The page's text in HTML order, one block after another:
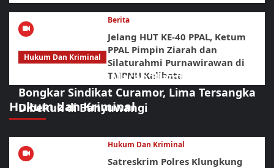
Berita
Jelang HUT KE-40 PPAL, Ketum
PPAL Pimpin Ziarah dan
Silaturahmi Purnawirawan di
TMPNU Kalibata
Hukum dan Kriminal
Hukum Dan Kriminal
Sikat Habis! URC Macan Blambangan
Bongkar Sindikat Curamor, Lima Tersangka
Dibekuk di Banyuwangi
Hukum Dan Kriminal
Satreskrim Polres Klungkung